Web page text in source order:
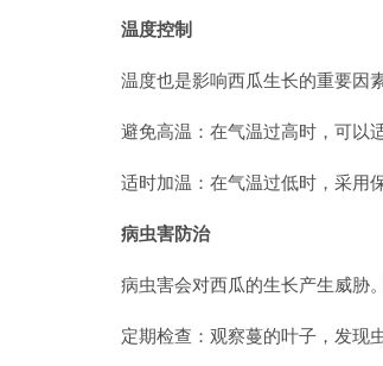
温度控制
温度也是影响西瓜生长的重要因
避免高温：在气温过高时，可以
适时加温：在气温过低时，采用
病虫害防治
病虫害会对西瓜的生长产生威胁
定期检查：观察蔓的叶子，发现